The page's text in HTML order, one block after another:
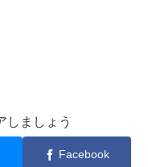
しましょう
Facebook